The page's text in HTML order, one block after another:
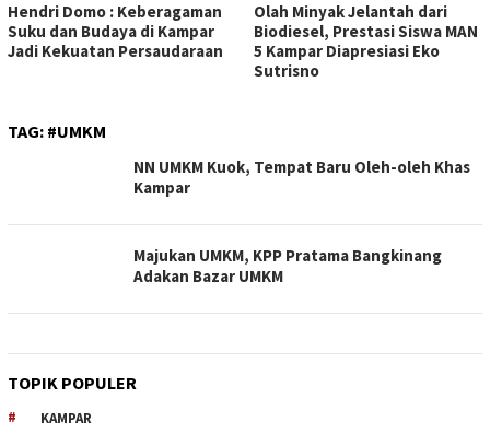
Hendri Domo : Keberagaman
Suku dan Budaya di Kampar
Jadi Kekuatan Persaudaraan
Olah Minyak Jelantah dari
Biodiesel, Prestasi Siswa MAN
5 Kampar Diapresiasi Eko
Sutrisno
TAG: #UMKM
NN UMKM Kuok, Tempat Baru Oleh-oleh Khas
Kampar
Majukan UMKM, KPP Pratama Bangkinang
Adakan Bazar UMKM
TOPIK POPULER
KAMPAR